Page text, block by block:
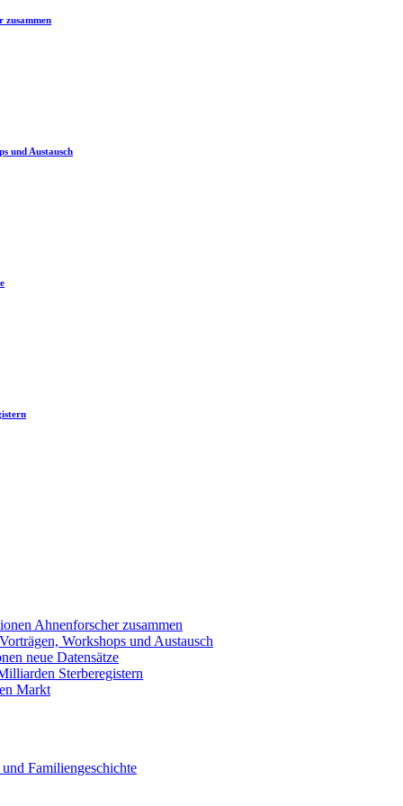
zusammen
und Austausch
Ahnenforscher zusammen
Workshops und Austausch
neue Datensätze
Sterberegistern
Markt
Familiengeschichte